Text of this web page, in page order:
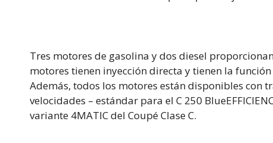
Tres motores de gasolina y dos diesel
motores tienen inyección directa y tienen la
Además, todos los motores están disponibles con
velocidades – estándar para el C 250
variante 4MATIC del Coupé Clase C.